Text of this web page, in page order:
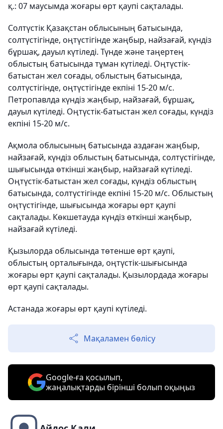
қ.: 07 маусымда жоғары өрт қаупі сақталады.
Солтүстік Қазақстан облысының батысында,
солтүстігінде, оңтүстігінде жаңбыр, найзағай, күндіз
бұршақ, дауыл күтіледі. Түнде және таңертең
облыстың батысында тұман күтіледі. Оңтүстік-
батыстан жел соғады, облыстың батысында,
солтүстігінде, оңтүстігінде екпіні 15-20 м/с.
Петропавлда күндіз жаңбыр, найзағай, бұршақ,
дауыл күтіледі. Оңтүстік-батыстан жел соғады, күндіз
екпіні 15-20 м/с.
Ақмола облысының батысында аздаған жаңбыр,
найзағай, күндіз облыстың батысында, солтүстігінде,
шығысында өткінші жаңбыр, найзағай күтіледі.
Оңтүстік-батыстан жел соғады, күндіз облыстың
батысында, солтүстігінде екпіні 15-20 м/с. Облыстың
оңтүстігінде, шығысында жоғары өрт қаупі
сақталады. Көкшетауда күндіз өткінші жаңбыр,
найзағай күтіледі.
Қызылорда облысында төтенше өрт қаупі,
облыстың орталығында, оңтүстік-шығысында
жоғары өрт қаупі сақталады. Қызылордада жоғары
өрт қаупі сақталады.
Астанада жоғары өрт қаупі күтіледі.
Мақаламен бөлісу
Google-ға қосылып,
жаңалықтарды бірінші болып оқыңыз